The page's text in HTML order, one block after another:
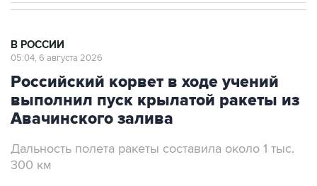
В РОССИИ
05:04, 6 августа 2026
Российский корвет в ходе учений
выполнил пуск крылатой ракеты из
Авачинского залива
Дальность полета ракеты составила около 1 тыс.
300 км